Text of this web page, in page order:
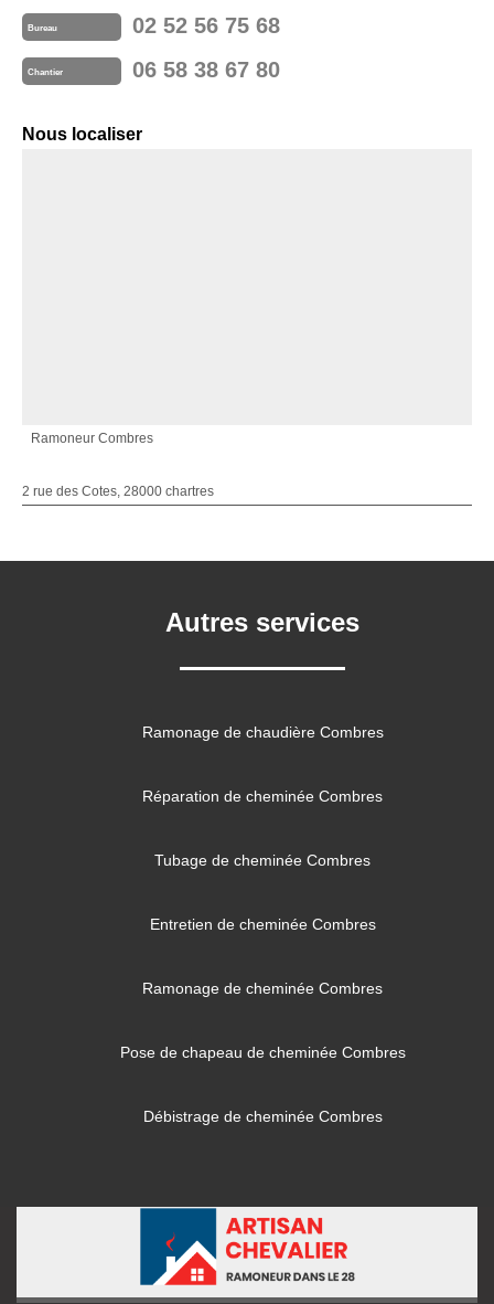
Bureau 02 52 56 75 68
Chantier 06 58 38 67 80
Nous localiser
Ramoneur Combres
2 rue des Cotes, 28000 chartres
Autres services
Ramonage de chaudière Combres
Réparation de cheminée Combres
Tubage de cheminée Combres
Entretien de cheminée Combres
Ramonage de cheminée Combres
Pose de chapeau de cheminée Combres
Débistrage de cheminée Combres